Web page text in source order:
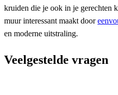
kruiden die je ook in je gerechten
muur interessant maakt door
en moderne uitstraling.
Veelgestelde vragen